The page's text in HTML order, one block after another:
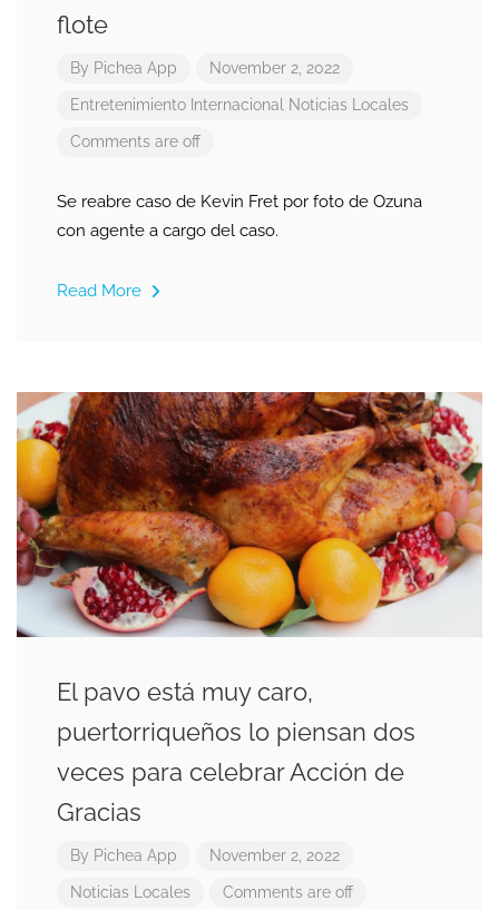
flote
By Pichea App November 2, 2022
Entretenimiento Internacional Noticias Locales
Comments are off
Se reabre caso de Kevin Fret por foto de Ozuna
con agente a cargo del caso.
Read More
El pavo está muy caro,
puertorriqueños lo piensan dos
veces para celebrar Acción de
Gracias
By Pichea App November 2, 2022
Noticias Locales Comments are off